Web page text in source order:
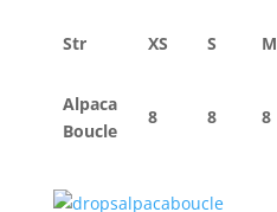
Str XS S M
Alpaca
Boucle
8 8 8